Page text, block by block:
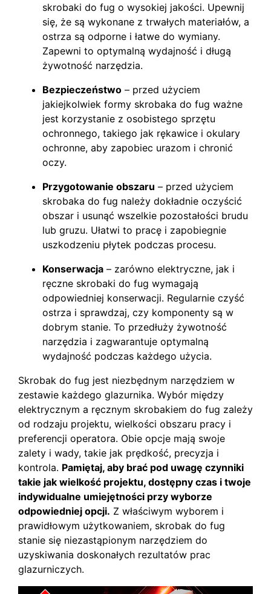
skrobaki do fug o wysokiej jakości. Upewnij
się, że są wykonane z trwałych materiałów, a
ostrza są odporne i łatwe do wymiany.
Zapewni to optymalną wydajność i długą
żywotność narzędzia.
Bezpieczeństwo – przed użyciem
jakiejkolwiek formy skrobaka do fug ważne
jest korzystanie z osobistego sprzętu
ochronnego, takiego jak rękawice i okulary
ochronne, aby zapobiec urazom i chronić
oczy.
Przygotowanie obszaru – przed użyciem
skrobaka do fug należy dokładnie oczyścić
obszar i usunąć wszelkie pozostałości brudu
lub gruzu. Ułatwi to pracę i zapobiegnie
uszkodzeniu płytek podczas procesu.
Konserwacja – zarówno elektryczne, jak i
ręczne skrobaki do fug wymagają
odpowiedniej konserwacji. Regularnie czyść
ostrza i sprawdzaj, czy komponenty są w
dobrym stanie. To przedłuży żywotność
narzędzia i zagwarantuje optymalną
wydajność podczas każdego użycia.
Skrobak do fug jest niezbędnym narzędziem w
zestawie każdego glazurnika. Wybór między
elektrycznym a ręcznym skrobakiem do fug zależy
od rodzaju projektu, wielkości obszaru pracy i
preferencji operatora. Obie opcje mają swoje
zalety i wady, takie jak prędkość, precyzja i
kontrola. Pamiętaj, aby brać pod uwagę czynniki
takie jak wielkość projektu, dostępny czas i twoje
indywidualne umiejętności przy wyborze
odpowiedniej opcji. Z właściwym wyborem i
prawidłowym użytkowaniem, skrobak do fug
stanie się niezastąpionym narzędziem do
uzyskiwania doskonałych rezultatów prac
glazurniczych.